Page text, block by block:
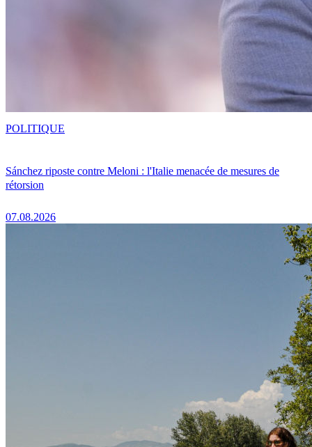
Sánchez riposte contre Meloni : l'Italie menacée de mesures de
rétorsion
07.08.2026
POLITIQUE